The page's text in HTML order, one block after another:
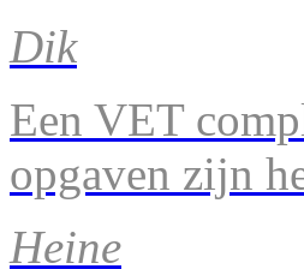
Dik
Een VET
opgaven zijn
Heine